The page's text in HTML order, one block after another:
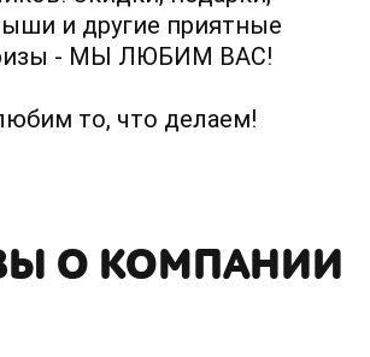
и другие приятные
- МЫ ЛЮБИМ ВАС!
то, что делаем!
О КОМПАНИИ